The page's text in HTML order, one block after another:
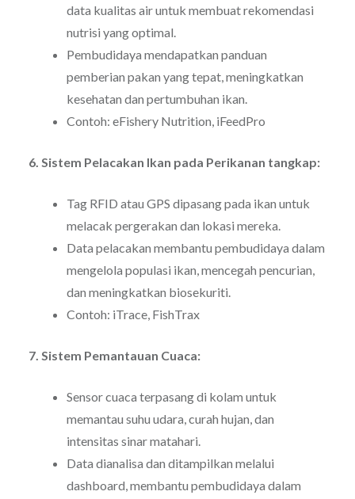
data kualitas air untuk membuat rekomendasi
nutrisi yang optimal.
Pembudidaya mendapatkan panduan
pemberian pakan yang tepat, meningkatkan
kesehatan dan pertumbuhan ikan.
Contoh: eFishery Nutrition, iFeedPro
6. Sistem Pelacakan Ikan pada Perikanan tangkap:
Tag RFID atau GPS dipasang pada ikan untuk
melacak pergerakan dan lokasi mereka.
Data pelacakan membantu pembudidaya dalam
mengelola populasi ikan, mencegah pencurian,
dan meningkatkan biosekuriti.
Contoh: iTrace, FishTrax
7. Sistem Pemantauan Cuaca:
Sensor cuaca terpasang di kolam untuk
memantau suhu udara, curah hujan, dan
intensitas sinar matahari.
Data dianalisa dan ditampilkan melalui
dashboard, membantu pembudidaya dalam